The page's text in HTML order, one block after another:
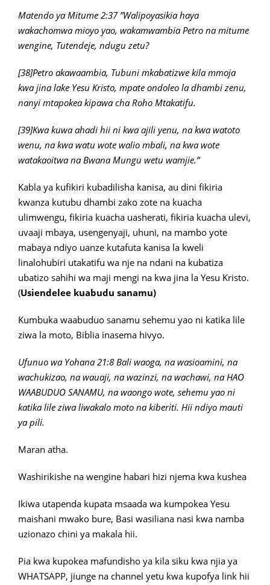
Matendo ya Mitume 2:37 ”Walipoyasikia haya
wakachomwa mioyo yao, wakamwambia Petro na mitume
wengine, Tutendeje, ndugu zetu?
[38]Petro akawaambia, Tubuni mkabatizwe kila mmoja
kwa jina lake Yesu Kristo, mpate ondoleo la dhambi zenu,
nanyi mtapokea kipawa cha Roho Mtakatifu.
[39]Kwa kuwa ahadi hii ni kwa ajili yenu, na kwa watoto
wenu, na kwa watu wote walio mbali, na kwa wote
watakaoitwa na Bwana Mungu wetu wamjie.”
Kabla ya kufikiri kubadilisha kanisa, au dini fikiria
kwanza kutubu dhambi zako zote na kuacha
ulimwengu, fikiria kuacha uasherati, fikiria kuacha ulevi,
uvaaji mbaya, usengenyaji, uhuni, na mambo yote
mabaya ndiyo uanze kutafuta kanisa la kweli
linalohubiri utakatifu wa nje na ndani na kubatiza
ubatizo sahihi wa maji mengi na kwa jina la Yesu Kristo.
(Usiendelee kuabudu sanamu)
Kumbuka waabuduo sanamu sehemu yao ni katika lile
ziwa la moto, Biblia inasema hivyo.
Ufunuo wa Yohana 21:8 Bali waoga, na wasioamini, na
wachukizao, na wauaji, na wazinzi, na wachawi, na HAO
WAABUDUO SANAMU, na waongo wote, sehemu yao ni
katika lile ziwa liwakalo moto na kiberiti. Hii ndiyo mauti
ya pili.
Maran atha.
Washirikishe na wengine habari hizi njema kwa kushea
Ikiwa utapenda kupata msaada wa kumpokea Yesu
maishani mwako bure, Basi wasiliana nasi kwa namba
uzionazo chini ya makala hii.
Pia kwa kupokea mafundisho ya kila siku kwa njia ya
WHATSAPP, jiunge na channel yetu kwa kupofya link hii